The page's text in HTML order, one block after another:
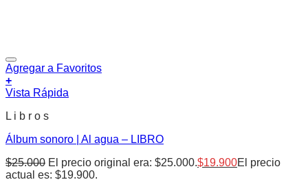
Agregar a Favoritos
+
Vista Rápida
L i b r o s
Álbum sonoro | Al agua – LIBRO
$25.000 El precio original era: $25.000.$19.900El precio
actual es: $19.900.